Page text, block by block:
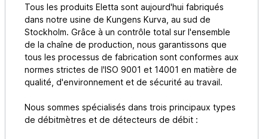
Tous les produits Eletta sont aujourd'hui fabriqués
dans notre usine de Kungens Kurva, au sud de
Stockholm. Grâce à un contrôle total sur l'ensemble
de la chaîne de production, nous garantissons que
tous les processus de fabrication sont conformes aux
normes strictes de l'ISO 9001 et 14001 en matière de
qualité, d'environnement et de sécurité au travail.
Nous sommes spécialisés dans trois principaux types
de débitmètres et de détecteurs de débit :